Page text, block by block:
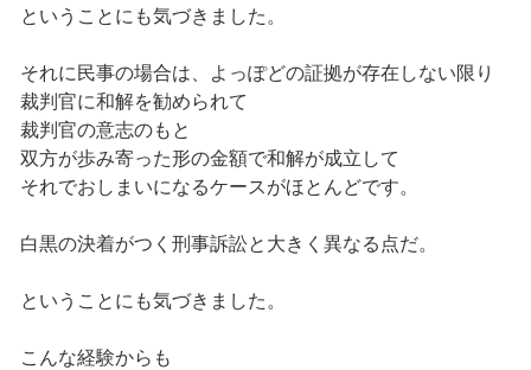
ということにも気づきました。
それに民事の場合は、よっぽどの証拠が存在しない限り
裁判官に和解を勧められて
裁判官の意志のもと
双方が歩み寄った形の金額で和解が成立して
それでおしまいになるケースがほとんどです。
白黒の決着がつく刑事訴訟と大きく異なる点だ。
ということにも気づきました。
こんな経験からも